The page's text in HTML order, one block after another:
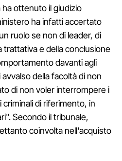
ha ottenuto il giudizio
ha infatti accertato
ruolo se non di leader, di
e della conclusione
davanti agli
della facoltà di non
di non voler interrompere i
di riferimento, in
Secondo il tribunale,
coinvolta nell'acquisto